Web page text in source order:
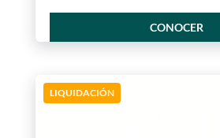
CONOCER
LIQUIDACIÓN